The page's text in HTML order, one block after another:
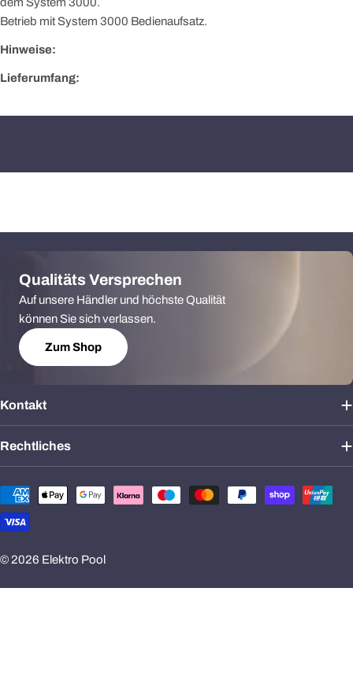
Betrieb mit System 3000 Bedienaufsatz.
Hinweise:
Lieferumfang:
Qualitäts Versprechen
Auf unsere Händler und höchste Qualität
können Sie sich verlassen.
Zum Shop
Kontakt
Rechtliches
Zahlungsmethoden
© 2026 Elektro Pool